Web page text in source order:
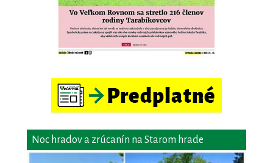
Noc hradov a zrúcanín na Starom hrade